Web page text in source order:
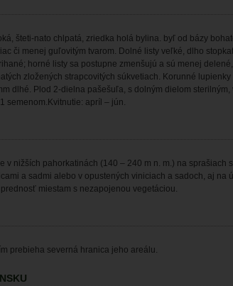
šteti-nato chlpatá, zriedka holá bylina. byľ od bázy
či menej guľovitým tvarom. Dolné listy veľké, dlho
horné listy sa postupne zmenšujú a sú menej
zložených strapcovitých súkvetiach. Korunné
dlhé. Plod 2-dielna pašešuľa, s dolným dielom sterilným,
semenom.Kvitnutie: apríl – jún.
v nižších pahorkatinách (140 – 240 m n. m.) na sprašiach
a sadmi alebo v opustených viniciach a sadoch, aj na
miestam s nezapojenou vegetáciou.
prebieha severná hranica jeho areálu.